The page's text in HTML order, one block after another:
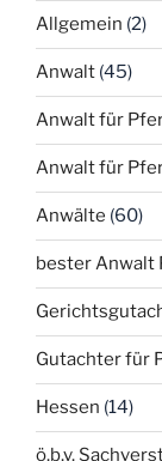
Allgemein (2)
Anwalt (45)
Anwalt für
Anwalt für
Anwälte (60)
bester Anwalt
Gutachter für
Hessen (14)
ö.b.v.